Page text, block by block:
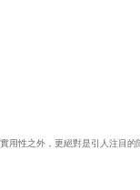
性之外，更絕對是引人注目的